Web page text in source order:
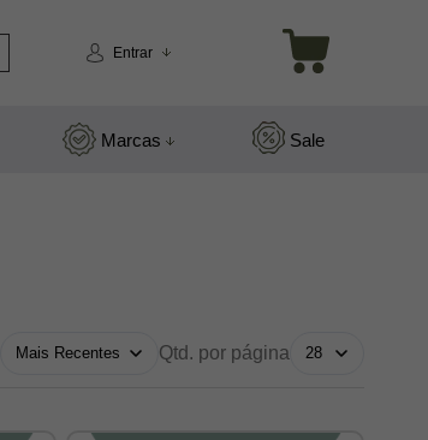
Entrar
Marcas Sale
Qtd. por página